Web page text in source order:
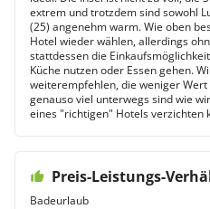
extrem und trotzdem sind sowohl
(25) angenehm warm. Wie oben
Hotel wieder wählen, allerdings
stattdessen die
Küche nutzen oder Essen gehen.
weiterempfehlen, die weniger
genauso viel unterwegs sind wie
eines "richtigen" Hotels verzichten
Preis-Leistungs-
Badeurlaub